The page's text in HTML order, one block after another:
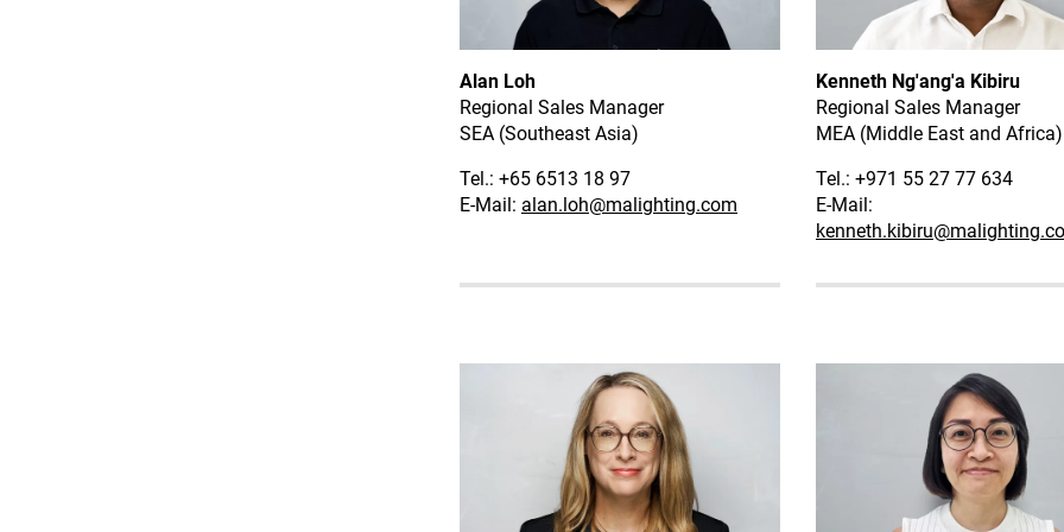
Alan Loh
Regional Sales Manager
SEA (Southeast Asia)
Tel.: +65 6513 18 97
E-Mail: alan.loh@malighting.com
Kenneth Ng'ang'a Kibiru
Regional Sales Manager
MEA (Middle East and Africa)
Tel.: +971 55 27 77 634
E-Mail:
kenneth.kibiru